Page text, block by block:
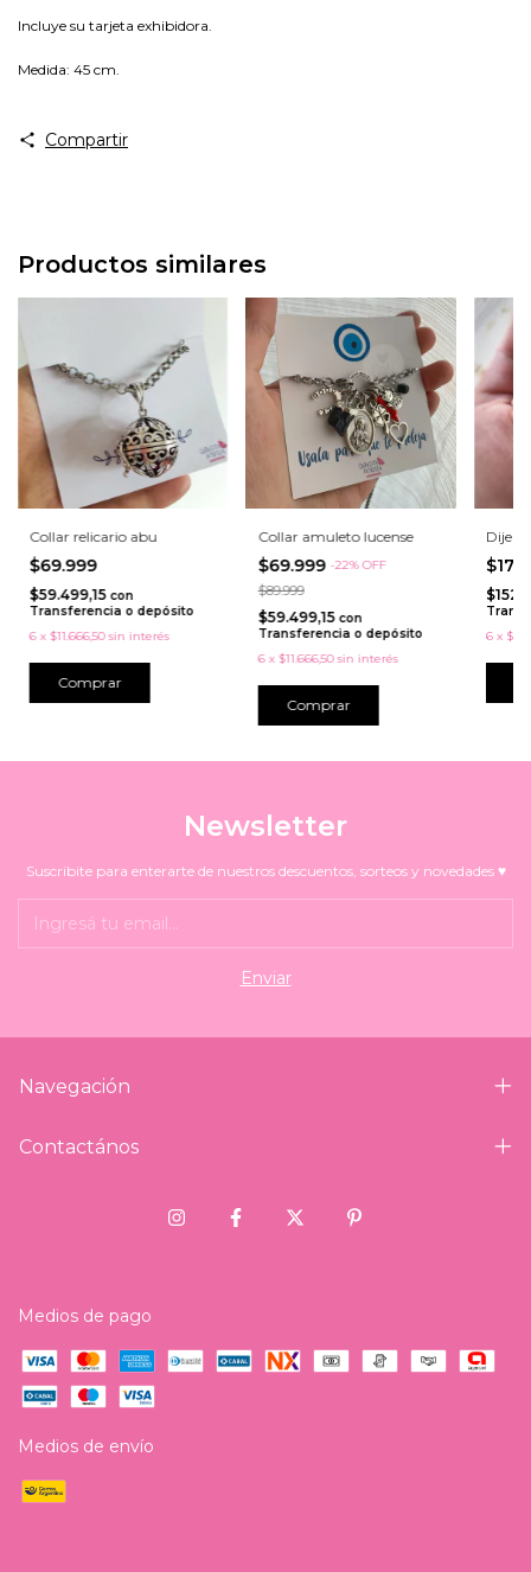
Incluye su tarjeta exhibidora.
Medida: 45 cm.
Compartir
Productos similares
Collar relicario abu
$69.999
$59.499,15 con
Transferencia o depósito
6 x $11.666,50 sin interés
Collar amuleto lucense
$69.999 -22%OFF
$89.999
$59.499,15 con
Transferencia o depósito
6 x $11.666,50 sin interés
Comprar
Dije
6 x
Newsletter
Suscribite para enterarte de nuestros descuentos, sorteos y novedades ♥
Navegación
Contactános
Medios de pago
Medios de envío